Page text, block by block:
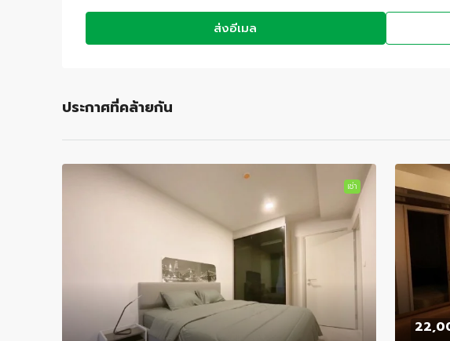
ส่งอีเมล
ประกาศที่คล้ายกัน
เช่า